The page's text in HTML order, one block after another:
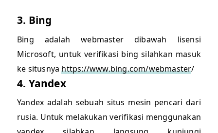
3. Bing
Bing adalah webmaster dibawah lisensi
Microsoft, untuk verifikasi bing silahkan masuk
ke situsnyahttps://www.bing.com/webmaster/
4. Yandex
Yandex adalah sebuah situs mesin pencari dari
rusia. Untuk melakukan verifikasi menggunakan